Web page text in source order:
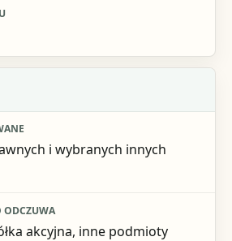
i wybranych innych
akcyjna, inne podmioty